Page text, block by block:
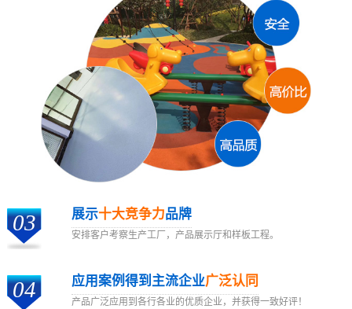
03 展示十大竞争力品牌
安排客户考察生产工厂，产品展示厅和样板工程。
04 应用案例得到主流企业广泛认同
产品广泛应用到各行各业的优质企业，并获得一致好评！